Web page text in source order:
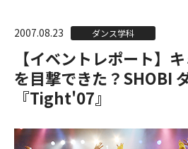
2007.08.23 ダンス学科
【イベントレポート】
を目撃できた？SHOBI
『Tight'07』